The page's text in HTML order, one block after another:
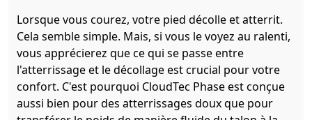
Lorsque vous courez, votre pied décolle et atterrit.
Cela semble simple. Mais, si vous le voyez au ralenti,
vous apprécierez que ce qui se passe entre
l'atterrissage et le décollage est crucial pour votre
confort. C'est pourquoi CloudTec Phase est conçue
aussi bien pour des atterrissages doux que pour